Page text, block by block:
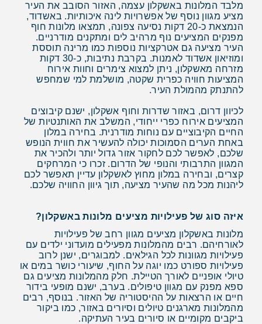
מלבד המלונות באשקלון עצמה, האזור הסובב את העיר
מציע מגוון נוסף של אפשרויות לינה איכותיות. באשדוד,
הנמצאת כ-20 דקות נסיעה צפונה, תמצאו מלונות חוף
מפנקים המציעים נוף מרהיב לים ומתקנים מודרניים.
העיר מציעה גם אטרקציות נוספות כמו מרינה תוססת
ומוזיאון אשדוד לאמנות. בקרבת נתיבות, כ-30 דקות
מזרחה מאשקלון, ניתן למצוא צימרים וחוות אירוח
המציעות חוויה כפרית שקטה, מושלמת למי שמחפש
להתנתק מהמולת העיר.
לכיוון דרום, באזור שדרות וחוף אשקלון, ישנם קיבוצים
המציעים אירוח כפרי ייחודי, המשלב את האותנטיות של
החיים הקיבוציים עם נוחות מודרנית. בחירה במלון
באחת הערים הסמוכות יכולה להעשיר את חווית הנופש
שלכם, לאפשר לכם לחקור אזור גדול יותר ולהכיר את
המגוון התרבותי והנופי של הדרום. זכרו כי המרחקים
קצרים, ובחירה במלון מחוץ לאשקלון עדיין תאפשר לכם
ליהנות מכל מה שהעיר מציעה, תוך גיוון החוויה שלכם.
איזה סוג של פעילויות מציעים מלונות באשקלון?
מלונות באשקלון מציעים מגוון רחב של פעילויות
לאורחיהם. רבים מהמלונות מפעילים מועדוני ילדים עם
פעילויות מגוונות לכל הגילאים. למבוגרים, ישנן לרוב
פעילויות ספורט כמו יוגה על החוף, שיעורי כושר במים או
טיולי אופניים לאורך הטיילת. חלק מהמלונות מציעים גם
ספא מפנק עם מגוון טיפולים. בערב, ישנם מופעי בידור
חיים או הרצאות על ההיסטוריה של האזור. בנוסף, רבים
מהמלונות מארגנים טיולים וסיורים באזור, כמו ביקור
ביקבים מקומיים או סיורים בעיר העתיקה.